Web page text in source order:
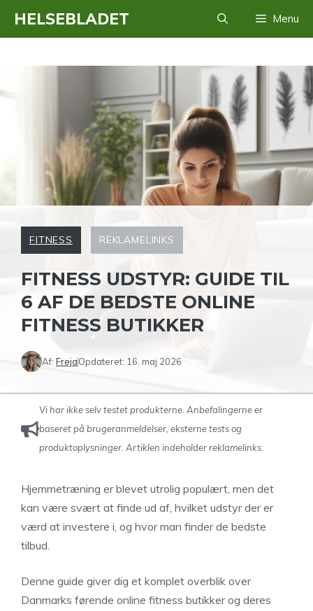
HELSEBLADET Menu
FITNESS REKLAMELINKS
FITNESS UDSTYR: GUIDE TIL
6 AF DE BEDSTE ONLINE
FITNESS BUTIKKER
Af: FrejaOpdateret: 16. maj 2026
Vi har ikke selv testet produkterne. Anbefalingerne er
baseret på brugeranmeldelser, eksterne tests og
produktoplysninger. Artiklen indeholder reklamelinks.
Hjemmetræning er blevet utrolig populært, men det
kan være svært at finde ud af, hvilket udstyr der er
værd at investere i, og hvor man finder de bedste
tilbud.
Denne guide giver dig et komplet overblik over
Danmarks førende online fitness butikker og deres